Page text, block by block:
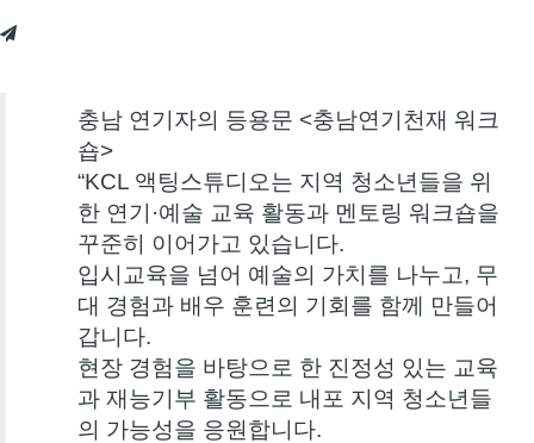
충남 연기자의 등용문 <충남연기천재 워크
숍>
“KCL 액팅스튜디오는 지역 청소년들을 위
한 연기·예술 교육 활동과 멘토링 워크숍을
꾸준히 이어가고 있습니다.
입시교육을 넘어 예술의 가치를 나누고, 무
대 경험과 배우 훈련의 기회를 함께 만들어
갑니다.
현장 경험을 바탕으로 한 진정성 있는 교육
과 재능기부 활동으로 내포 지역 청소년들
의 가능성을 응원합니다.